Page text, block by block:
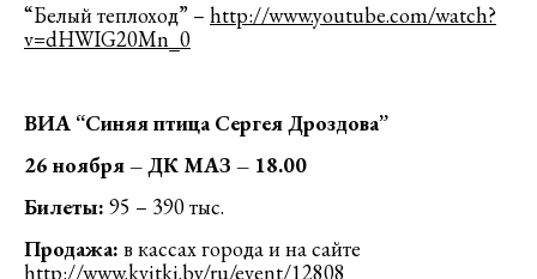
“Белый теплоход” – http://www.youtube.com/watch?
v=dHWIG20Mn_0
ВИА “Синяя птица Сергея Дроздова”
26 ноября – ДК МАЗ – 18.00
Билеты: 95 – 390 тыс.
Продажа: в кассах города и на сайте
http://www.kvitki.by/ru/event/12808